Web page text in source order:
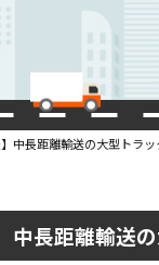
】中長距離輸送の大型トラ
中長距離輸送